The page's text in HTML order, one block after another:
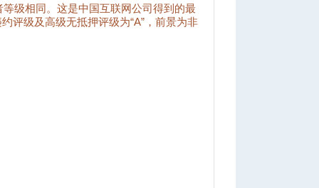
等级相同。这是中国互联网公司得到的最
评级及高级无抵押评级为“A”，前景为非